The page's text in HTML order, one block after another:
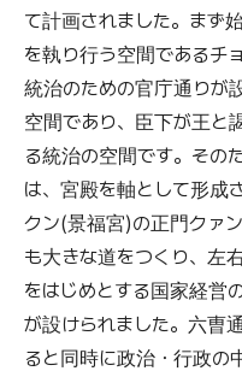
て計画されました。まず
を執り行う空間であるチ
統治のための官庁通りが
空間であり、臣下が王と
る統治の空間です。その
は、宮殿を軸として形成
クン(景福宮)の正門クァ
も大きな道をつくり、左
をはじめとする国家経営
が設けられました。六曺
ると同時に政治・行政の